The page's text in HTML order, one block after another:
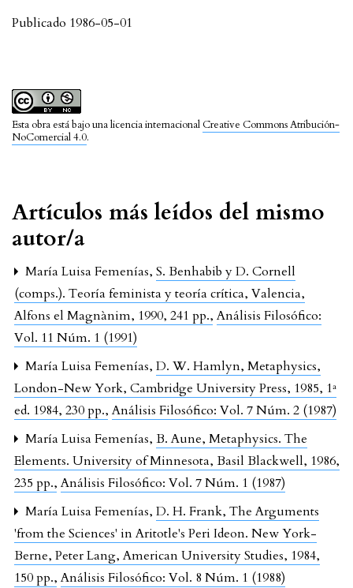
Publicado 1986-05-01
Esta obra está bajo una licencia internacional Creative Commons Atribución-
NoComercial 4.0.
Artículos más leídos del mismo
autor/a
María Luisa Femenías, S. Benhabib y D. Cornell
(comps.). Teoría feminista y teoría crítica, Valencia,
Alfons el Magnànim, 1990, 241 pp.,Análisis Filosófico:
Vol. 11 Núm. 1 (1991)
María Luisa Femenías, D. W. Hamlyn, Metaphysics,
London-New York, Cambridge University Press, 1985, 1ª
ed. 1984, 230 pp.,Análisis Filosófico: Vol. 7 Núm. 2 (1987)
María Luisa Femenías, B. Aune, Metaphysics. The
Elements. University of Minnesota, Basil Blackwell, 1986,
235 pp.,Análisis Filosófico: Vol. 7 Núm. 1 (1987)
María Luisa Femenías, D. H. Frank, The Arguments
'from the Sciences' in Aritotle's Peri Ideon. New York-
Berne, Peter Lang, American University Studies, 1984,
150 pp.,Análisis Filosófico: Vol. 8 Núm. 1 (1988)